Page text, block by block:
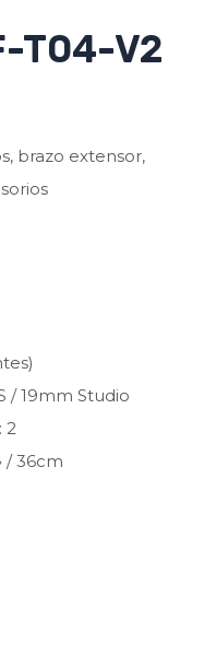
T04-V2
brazo extensor,
/ 19mm Studio
2
/ 36cm